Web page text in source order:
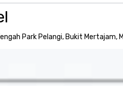
Park Pelangi, Bukit Mertajam,